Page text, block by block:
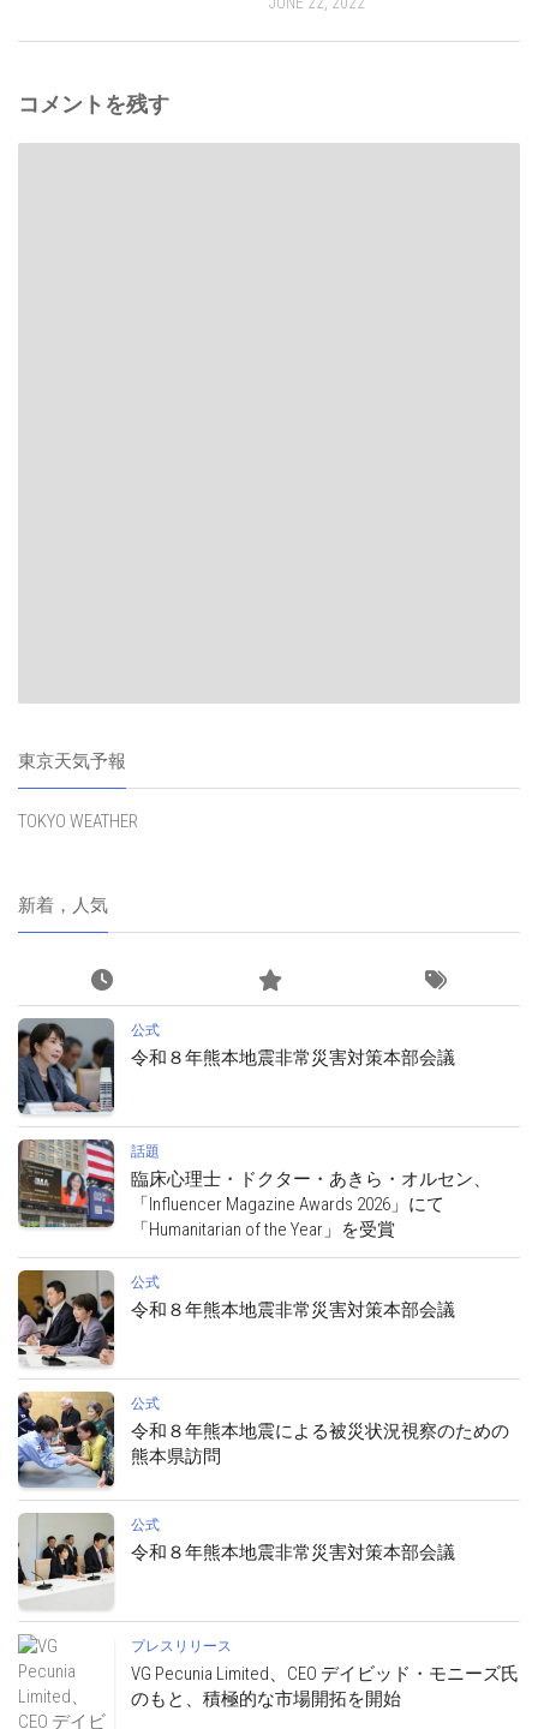
コメントを残す
東京天気予報
TOKYO WEATHER
新着，人気
公式
令和８年熊本地震非常災害対策本部会議
話題
臨床心理士・ドクター・あきら・オルセン、
「Influencer Magazine Awards 2026」にて
「Humanitarian of the Year」を受賞
公式
令和８年熊本地震非常災害対策本部会議
公式
令和８年熊本地震による被災状況視察のための
熊本県訪問
公式
令和８年熊本地震非常災害対策本部会議
プレスリリース
VG Pecunia Limited、CEO デイビッド・モニーズ氏
のもと、積極的な市場開拓を開始